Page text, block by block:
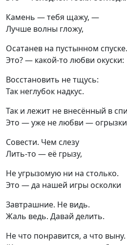
Камень — тебя щажу, —
Лучше волны гложу,
Осатанев на пустынном спуске.
Это? — какой-то любви окуски:
Восстановить не тщусь:
Так неглубок надкус.
Так и лежит не внесённый в
Это — уже не любви —
Совести. Чем слезу
Лить-то — её грызу,
Не угрызомую ни на столько.
Это — да нашей игры осколки
Завтрашние. Не видь.
Жаль ведь. Давай делить.
Не что понравится, а что выну.